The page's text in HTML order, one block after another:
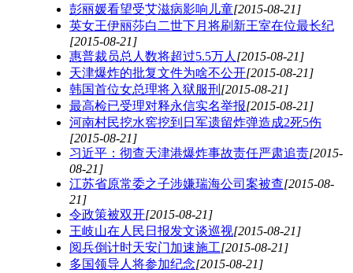
彭丽媛看望受艾滋病影响儿童[2015-08-21]
英女王伊丽莎白二世下月将刷新王室在位最长纪
[2015-08-21]
惠普裁员总人数将超过5.5万人 [2015-08-21]
天津爆炸的批复文件为啥不公开[2015-08-21]
韩国首位女总理将入狱服刑 [2015-08-21]
最高检已受理对释永信实名举报[2015-08-21]
河南村民挖水窖挖到日军遗留炸弹造成2死5伤
[2015-08-21]
习近平：彻查天津港爆炸事故责任严肃追责[2015-
08-21]
江苏省原常委之子涉嫌瑞海公司案被查[2015-08-
21]
令政策被双开[2015-08-21]
王岐山在人民日报发文谈巡视[2015-08-21]
阅兵倒计时天安门加速施工[2015-08-21]
多国领导人将参加纪念[2015-08-21]